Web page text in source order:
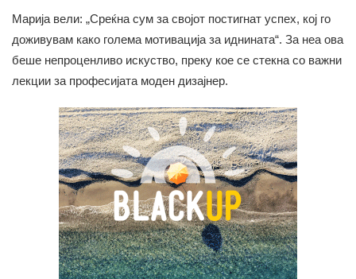
Марија вели: „Среќна сум за својот постигнат успех, кој го
доживувам како голема мотивација за иднината“. За неа ова
беше непроценливо искуство, преку кое се стекна со важни
лекции за професијата моден дизајнер.